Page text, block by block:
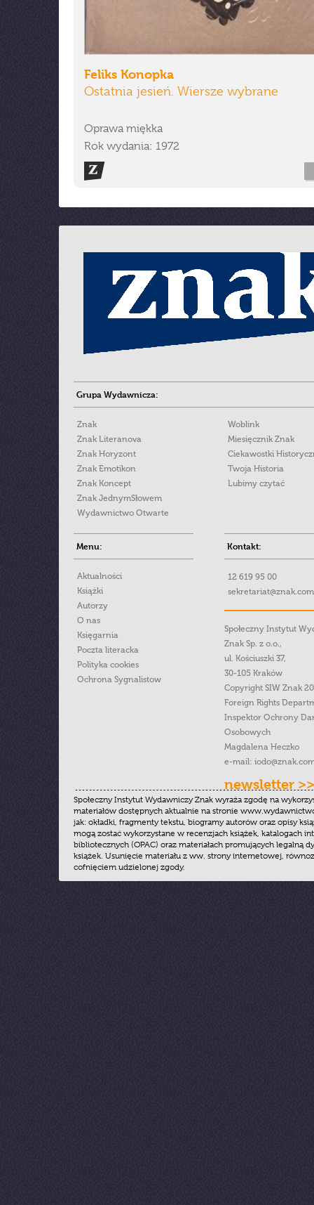
Feliks Konopka
Ostatnia jesień. Wiersze wybrane
Oprawa miękka
Rok wydania: 1972
Grupa Wydawnicza:
Znak
Znak Literanova
Znak Horyzont
Znak Emotikon
Znak Koncept
Znak JednymSłowem
Wydawnictwo Otwarte
Woblink
Miesięcznik Znak
Ciekawostki
Twoja Historia
Lubimy czytać
Menu:
Aktualności
Książki
Autorzy
O nas
Księgarnia
Poczta literacka
Polityka cookies
Ochrona Sygnalistow
Kontakt:
12 619 95 00
Społeczny Instytut
Znak Sp. z o.o.,
ul. Kościuszki 37,
30-105 Kraków
Copyright SIW Znak
Foreign Rights
Inspektor Ochrony
Osobowych
Magdalena Heczko
e-mail:
newsletter >>
Społeczny Instytut Wydawniczy Znak wyraża zgodę na
materiałów dostępnych aktualnie na stronie
jak: okładki, fragmenty tekstu, biogramy autorów oraz opisy
mogą zostać wykorzystane w recenzjach książek, katalogach
bibliotecznych (OPAC) oraz materiałach promujących legalną
książek. Usunięcie materiału z ww. strony internetowej,
cofnięciem udzielonej zgody.